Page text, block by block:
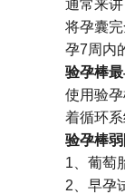
通常来
将孕囊
孕7周内
验孕棒
使用验
着循环
验孕棒
1、葡萄
2、早孕